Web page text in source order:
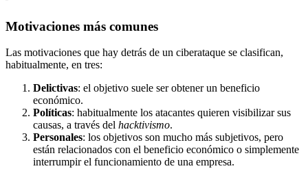
Motivaciones más comunes
Las motivaciones que hay detrás de un ciberataque se clasifican,
habitualmente, en tres:
Delictivas: el objetivo suele ser obtener un beneficio
económico.
Políticas: habitualmente los atacantes quieren visibilizar sus
causas, a través del hacktivismo.
Personales: los objetivos son mucho más subjetivos, pero
están relacionados con el beneficio económico o simplemente
interrumpir el funcionamiento de una empresa.